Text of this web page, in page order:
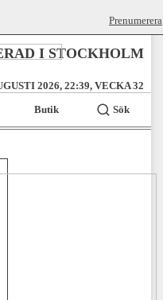
Prenumerera
I STOCKHOLM
2026, 22:39, VECKA 32
Butik Sök